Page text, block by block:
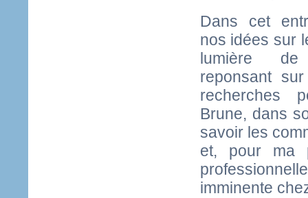
Dans cet
nos idées sur
lumière
reponsant
recherches
Brune, dans
savoir les
et, pour ma
imminente